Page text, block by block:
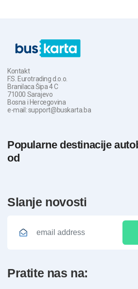
Kontakt
F.S. Eurotrading d.o.o.
Branilaca Šipa 4 C
71000 Sarajevo
Bosna i Hercegovina
e-mail: support@buskarta.ba
Popularne destinacije autobus
od
slanje novosti
pratite nas na: